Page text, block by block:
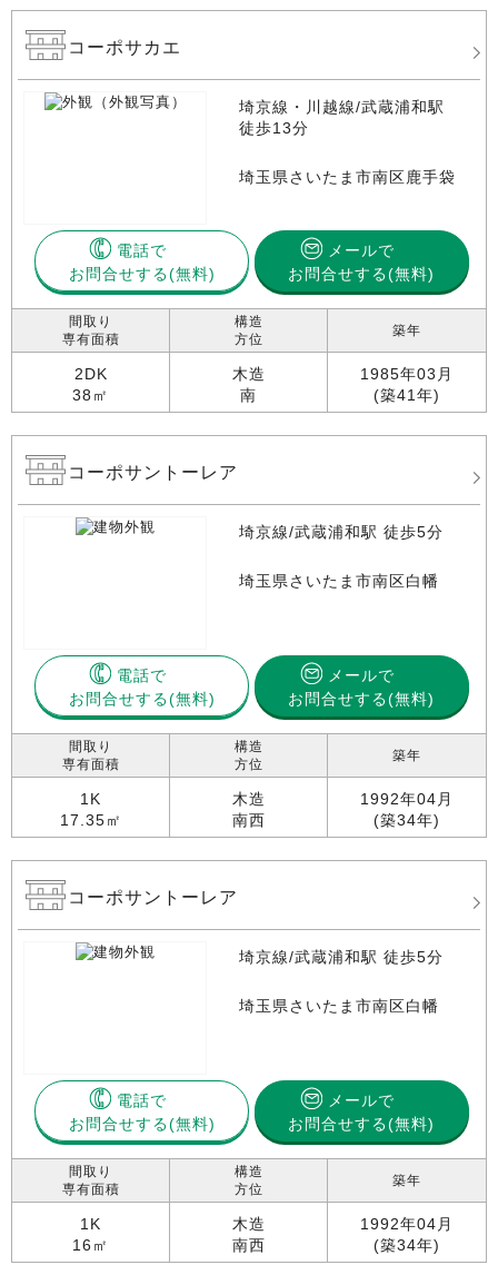
コーポサカエ
埼京線・川越線/武蔵浦和駅
徒歩13分
埼玉県さいたま市南区鹿手袋
電話で
お問合せする
メールで
お問合せする(無料)
間取り
専有面積
2DK
38㎡
構造
方位
木造
南
築年
1985年03月
(築41年)
コーポサントーレア
埼京線/武蔵浦和駅 徒歩5分
埼玉県さいたま市南区白幡
電話で
お問合せする
メールで
お問合せする(無料)
間取り
専有面積
1K
17.35㎡
構造
方位
木造
南西
築年
1992年04月
(築34年)
コーポサントーレア
埼京線/武蔵浦和駅 徒歩5分
埼玉県さいたま市南区白幡
電話で
お問合せする
メールで
お問合せする(無料)
間取り
専有面積
1K
16㎡
構造
方位
木造
南西
築年
1992年04月
(築34年)